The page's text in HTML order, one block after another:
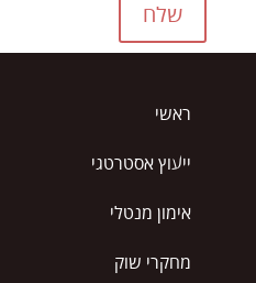
שלח
ראשי
ייעוץ אסטרטגי
אימון מנטלי
מחקרי שוק